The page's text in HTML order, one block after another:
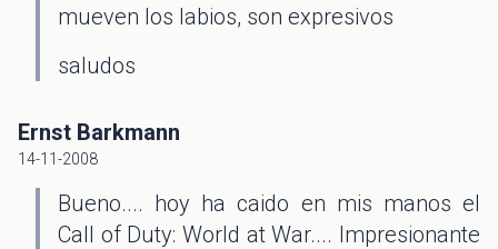
mueven los labios, son expresivos
saludos
Ernst Barkmann
14-11-2008
Bueno.... hoy ha caido en mis manos el
Call of Duty: World at War.... Impresionante